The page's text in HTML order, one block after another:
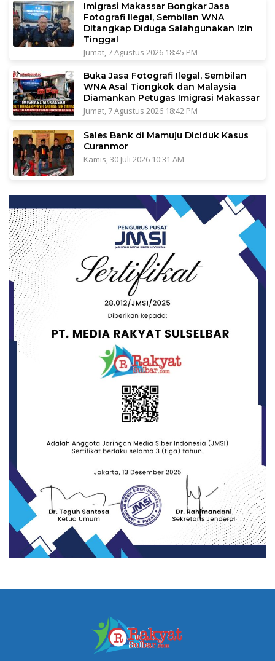
Imigrasi Makassar Bongkar Jasa
Fotografi Ilegal, Sembilan WNA
Ditangkap Diduga Salahgunakan Izin
Tinggal
Jumat, 7 Agustus 2026 18:45 PM
Buka Jasa Fotografi Ilegal, Sembilan
WNA Asal Tiongkok dan Malaysia
Diamankan Petugas Imigrasi Makassar
Jumat, 7 Agustus 2026 18:42 PM
Sales Bank di Mamuju Diciduk Kasus
Curanmor
Kamis, 30 Juli 2026 10:31 AM